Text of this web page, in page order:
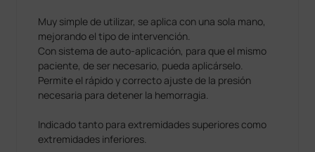
Muy simple de utilizar, se aplica con una sola mano,
mejorando el tipo de intervención.
Con sistema de auto-aplicación, para que el mismo
paciente, de ser necesario, pueda aplicárselo.
Permite el rápido y correcto ajuste de la presión
necesaria para detener la hemorragia.
Indicado tanto para extremidades superiores como
extremidades inferiores.